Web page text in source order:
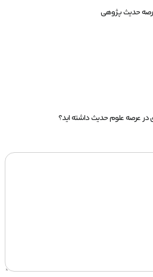
حدیث پژوهی
در عرصه علوم حدیث داشته اید؟